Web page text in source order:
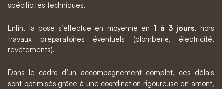
spécificités techniques.
Enfin, la pose s’effectue en moyenne en 1 à 3 jours, hors
travaux préparatoires éventuels (plomberie, électricité,
revêtements).
Dans le cadre d’un accompagnement complet, ces délais
sont optimisés grâce à une coordination rigoureuse en amont,